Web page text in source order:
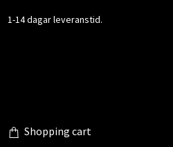
1-14 dagar leveranstid.
Shopping cart